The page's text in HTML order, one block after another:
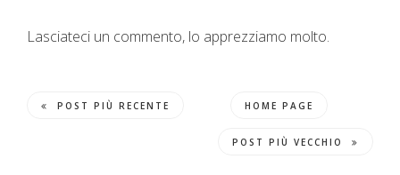
Lasciateci un commento, lo apprezziamo molto.
POST PIÙ RECENTE HOME PAGE
POST PIÙ VECCHIO